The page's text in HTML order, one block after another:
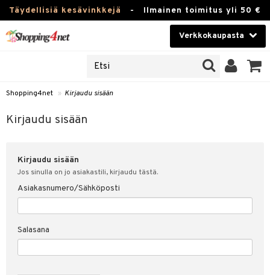
Täydellisiä kesävinkkejä - Ilmainen toimitus yli 50 €
Verkkokaupasta
Piilolinssit
Luontaistuotteet
Fitness
Koti & Sisustus
Lelut, Lapsi & Vauva
Tuotemerkkejä
Shopping4net » Kirjaudu sisään
Kirjaudu sisään
Kirjaudu sisään
Jos sinulla on jo asiakastili, kirjaudu tästä.
Asiakasnumero/Sähköposti
Salasana
sisään
& vastauksia
myyntiehdot